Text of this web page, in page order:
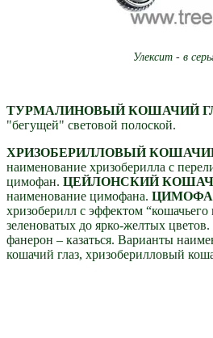
Улексит - в
ТУРМАЛИНОВЫЙ КОШАЧИЙ
"бегущей" световой полоской.
ХРИЗОБЕРИЛЛОВЫЙ
наименование хризоберилла с
цимофан. ЦЕЙЛОНСКИЙ
наименование цимофана.
хризоберилл с эффектом “кошачьего
зеленоватых до ярко-желтых
фанерон – казаться. Варианты
кошачий глаз, хризоберилловый